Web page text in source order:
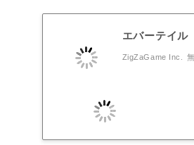
エバーテイル
ZigZaGame Inc.